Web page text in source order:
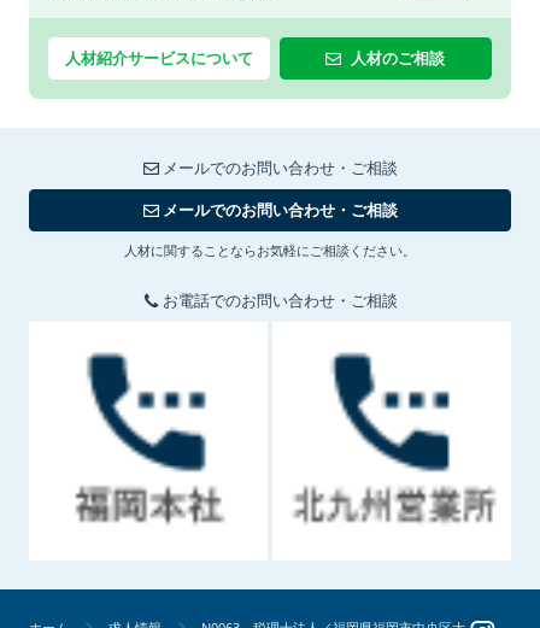
人材紹介サービスについて 人材のご相談
メールでのお問い合わせ・ご相談
メールでのお問い合わせ・ご相談
人材に関することならお気軽にご相談ください。
お電話でのお問い合わせ・ご相談